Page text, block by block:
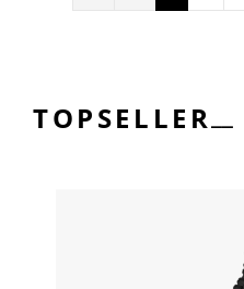
TOPSELLER